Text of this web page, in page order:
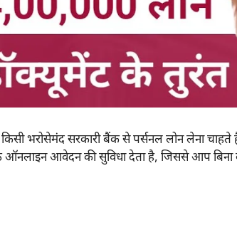
भरोसेमंद सरकारी बैंक से पर्सनल लोन लेना
ऑनलाइन आवेदन की सुविधा देता है, जिससे आप